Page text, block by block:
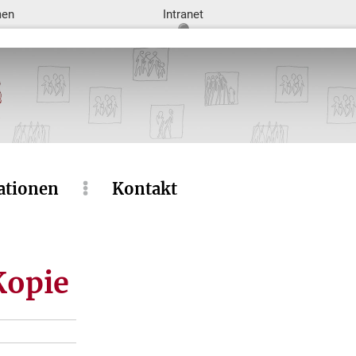
Intranet
Kontakt